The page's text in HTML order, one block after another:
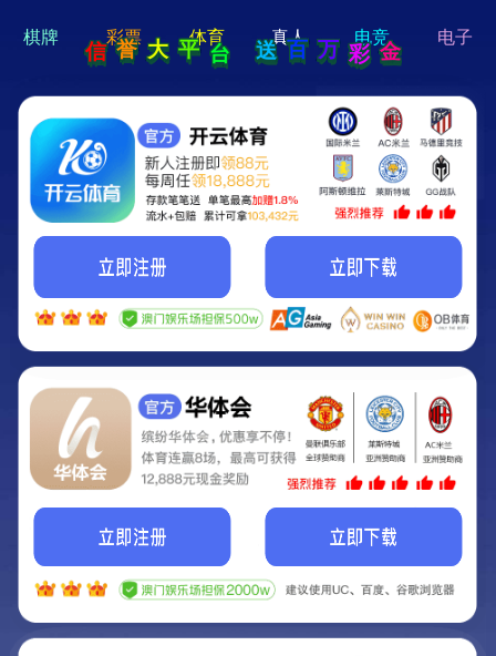
hi 💗
Hey Guys!
我们即将上线啦...
我们的网站正在建设.
它将是非常棒的网站.